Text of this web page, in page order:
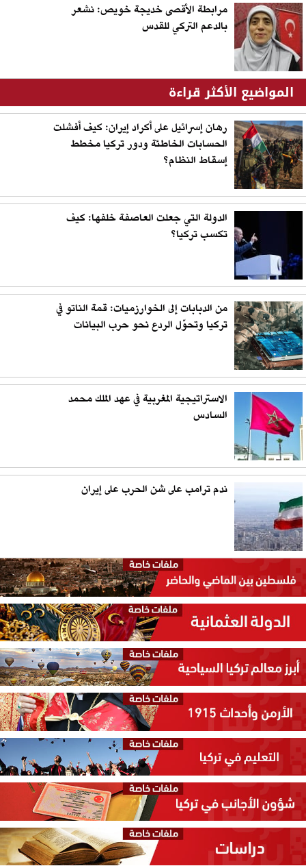
مرابطة الأقصى خديجة خويص: نشعر
بالدعم التركي للقدس
المواضيع الأكثر قراءة
رهان إسرائيل على أكراد إيران: كيف أفشلت
الحسابات الخاطئة ودور تركيا مخطط
إسقاط النظام؟
الدولة التي جعلت العاصفة خلفها: كيف
تكسب تركيا؟
من الدبابات إلى الخوارزميات: قمة الناتو في
تركيا وتحوّل الردع نحو حرب البيانات
الاستراتيجية المغربية في عهد الملك محمد
السادس
ندم ترامب على شن الحرب على إيران